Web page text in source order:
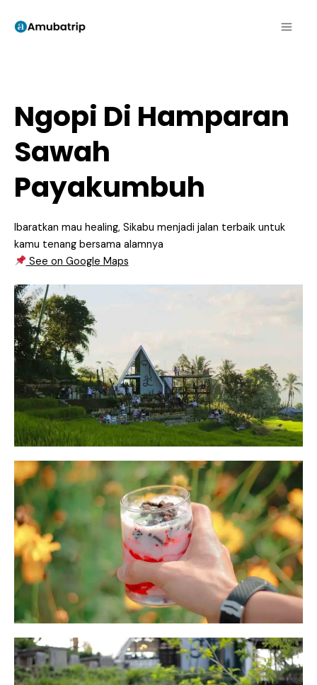
Ngopi Di Hamparan
Sawah
Payakumbuh
Ibaratkan mau healing, Sikabu menjadi jalan terbaik untuk
kamu tenang bersama alamnya
See on Google Maps